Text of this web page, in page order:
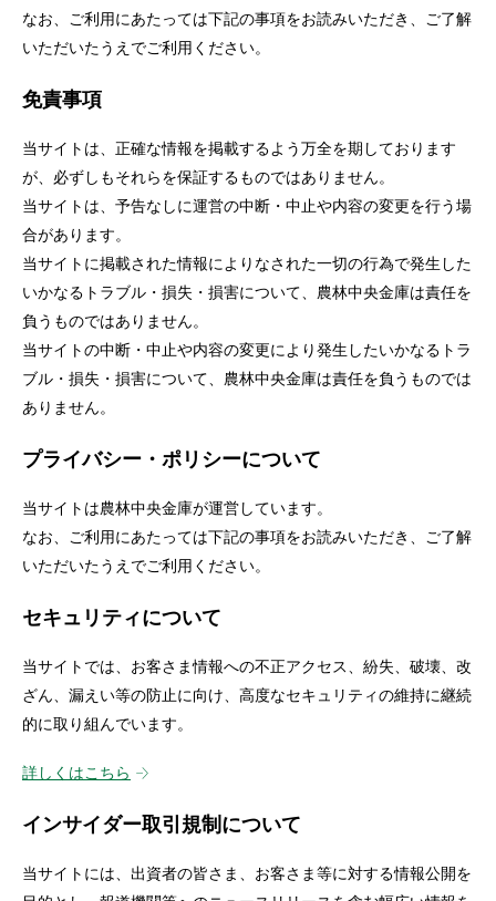
セキュリティ
使い方
困った時は
なお、ご利用にあたっては下記の事項をお読みいただき、ご了解
いただいたうえでご利用ください。
免責事項
当サイトは、正確な情報を掲載するよう万全を期しております
が、必ずしもそれらを保証するものではありません。
当サイトは、予告なしに運営の中断・中止や内容の変更を行う場
合があります。
当サイトに掲載された情報によりなされた一切の行為で発生した
いかなるトラブル・損失・損害について、農林中央金庫は責任を
負うものではありません。
当サイトの中断・中止や内容の変更により発生したいかなるトラ
ブル・損失・損害について、農林中央金庫は責任を負うものでは
ありません。
プライバシー・ポリシーについて
当サイトは農林中央金庫が運営しています。
なお、ご利用にあたっては下記の事項をお読みいただき、ご了解
いただいたうえでご利用ください。
セキュリティについて
当サイトでは、お客さま情報への不正アクセス、紛失、破壊、改
ざん、漏えい等の防止に向け、高度なセキュリティの維持に継続
的に取り組んでいます。
詳しくはこちら
インサイダー取引規制について
当サイトには、出資者の皆さま、お客さま等に対する情報公開を